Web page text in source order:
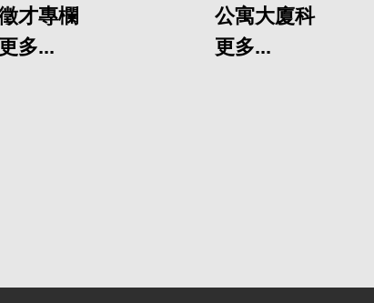
才專欄
更多...
公寓大廈科
更多...